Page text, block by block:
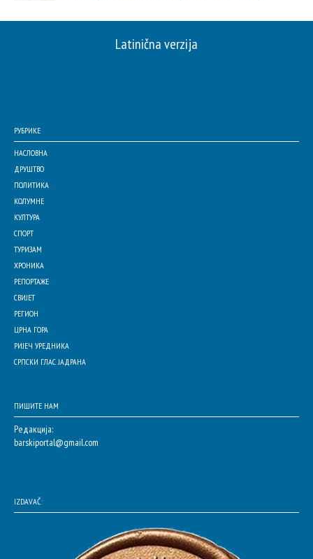
Latinična verzija
РУБРИКЕ
НАСЛОВНА
ДРУШТВО
ПОЛИТИКА
КОЛУМНЕ
КУЛТУРА
СПОРТ
ТУРИЗАМ
ХРОНИКА
РЕПОРТАЖЕ
СВИЈЕТ
РЕГИОН
ЦРНА ГОРА
РИЈЕЧ УРЕДНИКА
СРПСКИ ГЛАС ЈАДРАНА
ПИШИТЕ НАМ
Редакција:
barskiportal@gmail.com
IZDAVAČ: